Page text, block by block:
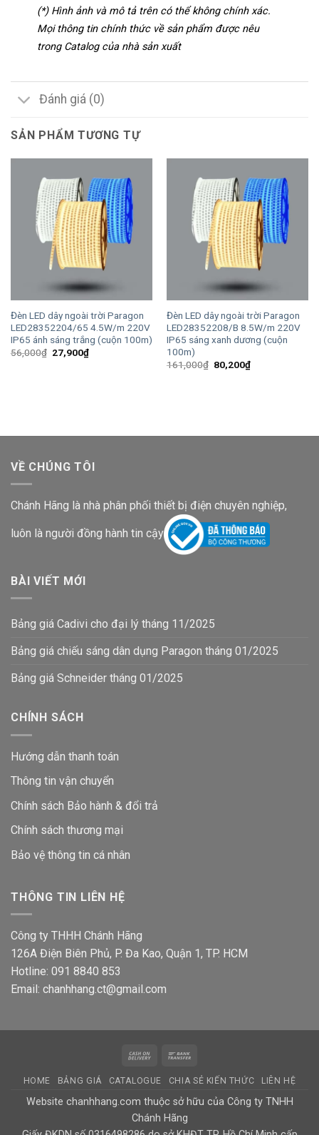
(*) Hình ảnh và mô tả trên có thể không chính xác.
Mọi thông tin chính thức về sản phẩm được nêu
trong Catalog của nhà sản xuất
Đánh giá (0)
SẢN PHẨM TƯƠNG TỰ
Đèn LED dây ngoài trời Paragon
LED28352204/65 4.5W/m 220V
IP65 ánh sáng trắng (cuộn 100m)
56,000₫ Giá
gốc
27,900₫Giá
hiện
Đèn LED dây ngoài trời Paragon
LED28352208/B 8.5W/m 220V
IP65 sáng xanh dương (cuộn
100m)
161,000₫ Giá
gốc
80,200₫Giá
hiện
VỀ CHÚNG TÔI
Chánh Hãng là nhà phân phối thiết bị điện chuyên nghiệp,
luôn là người đồng hành tin cậy
BÀI VIẾT MỚI
Bảng giá Cadivi cho đại lý tháng 11/2025
Bảng giá chiếu sáng dân dụng Paragon tháng 01/2025
Bảng giá Schneider tháng 01/2025
CHÍNH SÁCH
Hướng dẫn thanh toán
Thông tin vận chuyển
Chính sách Bảo hành & đổi trả
Chính sách thương mại
Bảo vệ thông tin cá nhân
THÔNG TIN LIÊN HỆ
Công ty THHH Chánh Hãng
126A Điện Biên Phủ, P. Đa Kao, Quận 1, TP. HCM
Hotline: 091 8840 853
Email: chanhhang.ct@gmail.com
Cash
Delivery
HOME BẢNG GIÁ CATALOGUE CHIA SẺ KIẾN THỨC LIÊN HỆ
Website chanhhang.com thuộc sở hữu của Công ty TNHH
Chánh Hãng